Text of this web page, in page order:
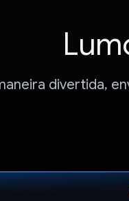
divertida,